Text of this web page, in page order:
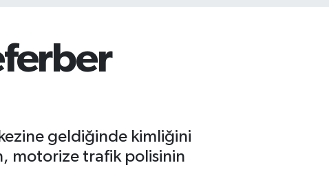
geldiğinde kimliğini
motorize trafik polisinin